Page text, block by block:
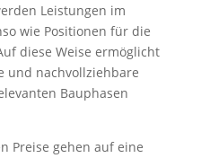
Leistungen im
wie Positionen für die
diese Weise ermöglicht
und nachvollziehbare
Bauphasen
Preise gehen auf eine